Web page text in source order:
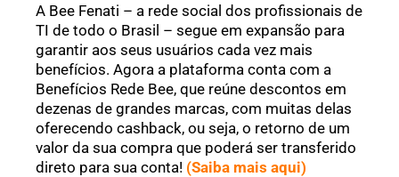
A Bee Fenati – a rede social dos profissionais de
TI de todo o Brasil – segue em expansão para
garantir aos seus usuários cada vez mais
benefícios. Agora a plataforma conta com a
Benefícios Rede Bee, que reúne descontos em
dezenas de grandes marcas, com muitas delas
oferecendo cashback, ou seja, o retorno de um
valor da sua compra que poderá ser transferido
direto para sua conta! (Saiba mais aqui)